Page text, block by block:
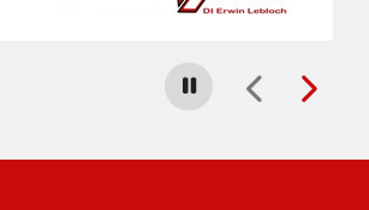
Carousel stoppen